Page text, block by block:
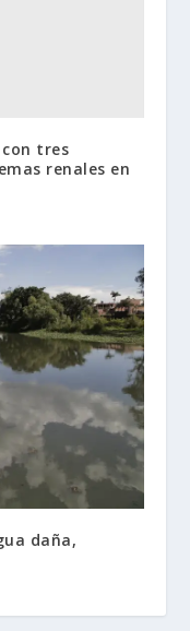
tres
renales en
daña,